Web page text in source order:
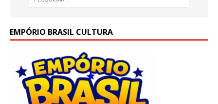
EMPÓRIO BRASIL CULTURA